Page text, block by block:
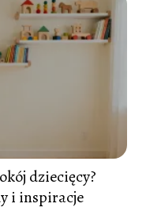
dziecięcy?
i inspiracje